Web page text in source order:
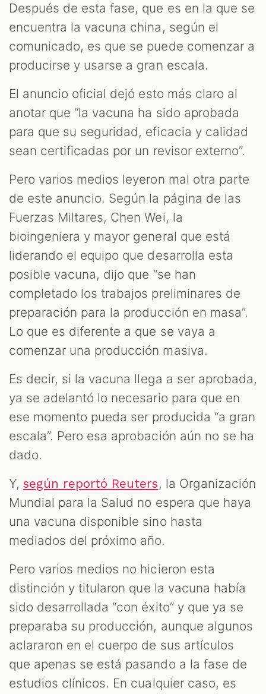
Después de esta fase, que es en la que se
encuentra la vacuna china, según el
comunicado, es que se puede comenzar a
producirse y usarse a gran escala.
El anuncio oficial dejó esto más claro al
anotar que “la vacuna ha sido aprobada
para que su seguridad, eficacia y calidad
sean certificadas por un revisor externo”.
Pero varios medios leyeron mal otra parte
de este anuncio. Según la página de las
Fuerzas Miltares, Chen Wei, la
bioingeniera y mayor general que está
liderando el equipo que desarrolla esta
posible vacuna, dijo que “se han
completado los trabajos preliminares de
preparación para la producción en masa”.
Lo que es diferente a que se vaya a
comenzar una producción masiva.
Es decir, si la vacuna llega a ser aprobada,
ya se adelantó lo necesario para que en
ese momento pueda ser producida “a gran
escala”. Pero esa aprobación aún no se ha
dado.
Y,según reportó Reuters, la Organización
Mundial para la Salud no espera que haya
una vacuna disponible sino hasta
mediados del próximo año.
Pero varios medios no hicieron esta
distinción y titularon que la vacuna había
sido desarrollada “con éxito” y que ya se
preparaba su producción, aunque algunos
aclararon en el cuerpo de sus artículos
que apenas se está pasando a la fase de
estudios clínicos. En cualquier caso, es